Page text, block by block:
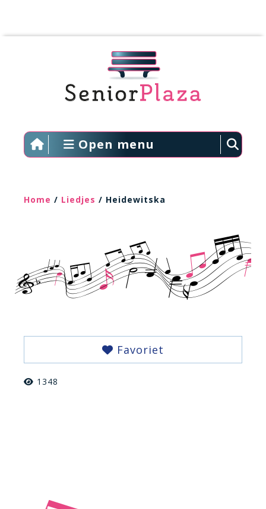
Open menu
Home / Liedjes / Heidewitska
Favoriet
1348